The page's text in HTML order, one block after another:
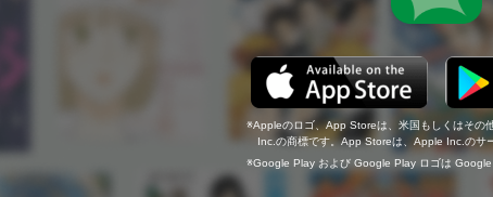
Appleのロゴ、App Storeは、米国もしくはその
Inc.の商標です。App Storeは、Apple Inc.のサ
Google Play および Google Play ロゴは Google